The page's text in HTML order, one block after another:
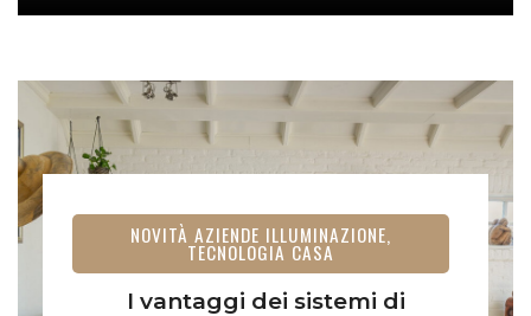
NOVITÀ AZIENDE ILLUMINAZIONE,
TECNOLOGIA CASA
I vantaggi dei sistemi di